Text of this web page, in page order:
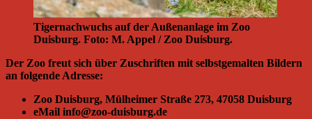
Tigernachwuchs auf der Außenanlage im Zoo
Duisburg. Foto: M. Appel / Zoo Duisburg.
Der Zoo freut sich über Zuschriften mit selbstgemalten Bildern
an folgende Adresse:
Zoo Duisburg, Mülheimer Straße 273, 47058 Duisburg
eMail info@zoo-duisburg.de